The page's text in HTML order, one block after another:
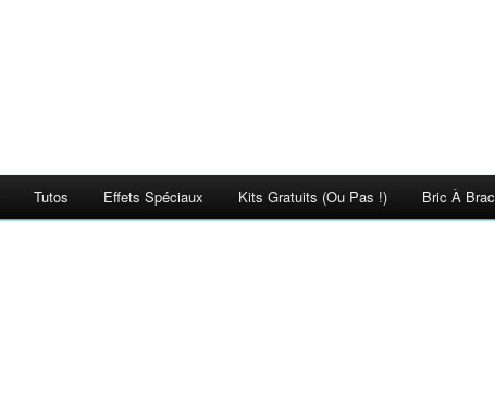
Tutos Effets Spéciaux Kits Gratuits (ou Pas !) Bric À Brac